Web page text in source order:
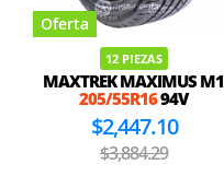
Oferta
12 PIEZAS
MAXTREK MAXIMUS M1
205/55R1694V
$2,447.10
$3,884.29